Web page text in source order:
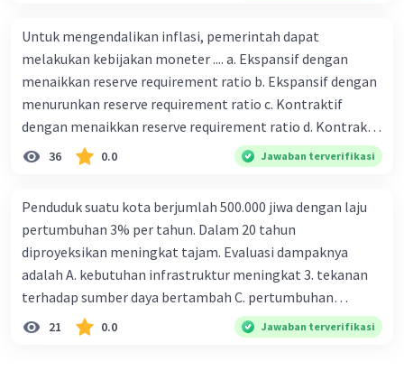
Untuk mengendalikan inflasi, pemerintah dapat
melakukan kebijakan moneter .... a. Ekspansif dengan
menaikkan reserve requirement ratio b. Ekspansif dengan
menurunkan reserve requirement ratio c. Kontraktif
dengan menaikkan reserve requirement ratio d. Kontraktif
dengan menurunkan reserve requirement ratio e.
Ekspansif dengan menaikkan tingkat diskonto Bila Bank
ceteris paribus maka .... a. Menimbulkan inflasi di mana
bentuk kurva jumlah uang beredar (penawaran uang) naik
dari kiri bawah ke kanan atas b. Menimbulkan deflasi di
mana bentuk kurva jumlah uang beredar (penawaran
uang) naik dari kiri bawah ke kanan atas c. Tingkat bunga
meningkat di mana bentuk kurva jumlah uang beredar
36 0.0 Jawaban terverifikasi
Penduduk suatu kota berjumlah 500.000 jiwa dengan laju
pertumbuhan 3% per tahun. Dalam 20 tahun
diproyeksikan meningkat tajam. Evaluasi dampaknya
adalah A. kebutuhan infrastruktur meningkat 3. tekanan
terhadap sumber daya bertambah C. pertumbuhan
eksponensial berdampak jangka panjang D. tidak
memengaruhi tata ruang E. proyeksi penduduk penting
21 0.0 Jawaban terverifikasi